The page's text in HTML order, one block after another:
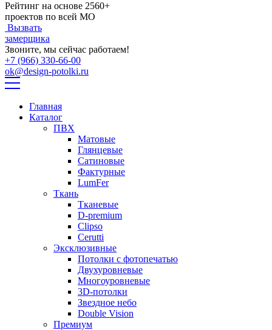
Рейтинг на основе 2560+
проектов по всей МО
Вызвать
замерщика
Звоните, мы сейчас работаем!
+7 (966) 330-66-00
ok@design-potolki.ru
Главная
Каталог
ПВХ
Матовые
Глянцевые
Сатиновые
Фактурные
LumFer
Ткань
Тканевые
D-premium
Clipso
Cerutti
Эксклюзивные
Потолки с фотопечатью
Двухуровневые
Многоуровневые
3D-потолки
Звездное небо
Double Vision
Премиум